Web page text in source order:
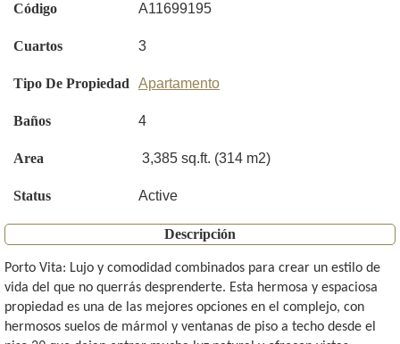
Código A11699195
Cuartos 3
Tipo De Propiedad Apartamento
Baños 4
Area 3,385 sq.ft. (314 m2)
Status Active
Descripción
Porto Vita: Lujo y comodidad combinados para crear un estilo de
vida del que no querrás desprenderte. Esta hermosa y espaciosa
propiedad es una de las mejores opciones en el complejo, con
hermosos suelos de mármol y ventanas de piso a techo desde el